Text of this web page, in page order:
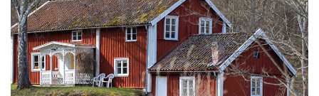
för
att
bo
villa